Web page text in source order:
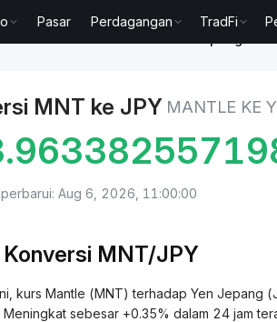
Pasar Perdagangan TradFi
MNT ke JPY MANTLE KE
Aug 6, 2026, 11:00:00
MNT/JPY
kurs Mantle (MNT) terhadap Yen Jepang
Meningkat sebesar +0.35% dalam 24 jam